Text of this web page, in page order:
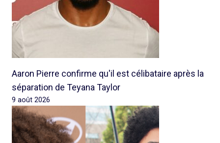
Aaron Pierre confirme qu'il est célibataire après la
séparation de Teyana Taylor
9 août 2026